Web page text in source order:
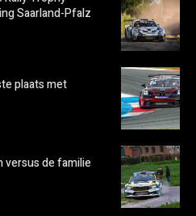
Saarland-Pfalz
plaats met
versus de familie